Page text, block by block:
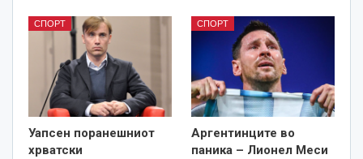
СПОРТ
Уапсен поранешниот
хрватски
СПОРТ
Аргентинците во
паника – Лионел Меси